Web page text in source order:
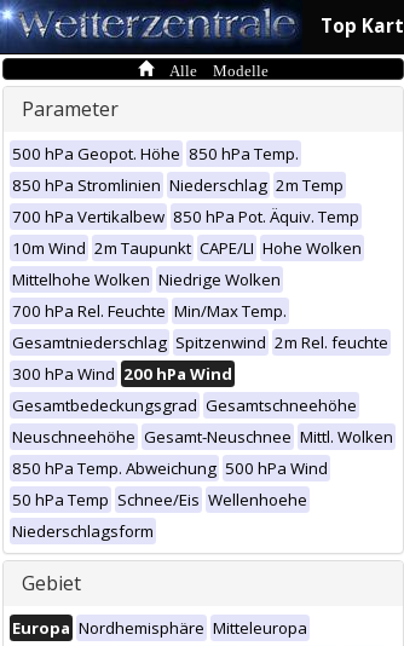
Top
Alle Modelle
Parameter
500 hPa Geopot. Höhe 850 hPa Temp.
850 hPa Stromlinien Niederschlag 2m Temp
700 hPa Vertikalbew 850 hPa Pot. Äquiv. Temp
10m Wind 2m Taupunkt CAPE/LI Hohe Wolken
Mittelhohe Wolken Niedrige Wolken
700 hPa Rel. Feuchte Min/Max Temp.
Gesamtniederschlag Spitzenwind 2m Rel. feuchte
300 hPa Wind 200 hPa Wind
Gesamtbedeckungsgrad Gesamtschneehöhe
Neuschneehöhe Gesamt-Neuschnee Mittl. Wolken
850 hPa Temp. Abweichung 500 hPa Wind
50 hPa Temp Schnee/Eis Wellenhoehe
Niederschlagsform
Gebiet
Europa Nordhemisphäre Mitteleuropa